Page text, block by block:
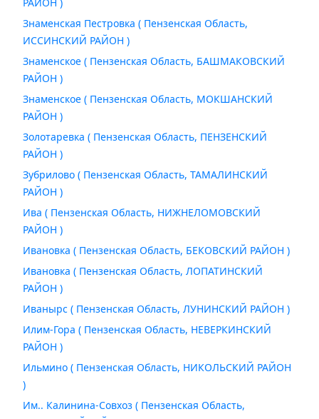
Знаменская Пестровка ( Пензенская Область,
ИССИНСКИЙ РАЙОН )
Знаменское ( Пензенская Область, БАШМАКОВСКИЙ
РАЙОН )
Знаменское ( Пензенская Область, МОКШАНСКИЙ
РАЙОН )
Золотаревка ( Пензенская Область, ПЕНЗЕНСКИЙ
РАЙОН )
Зубрилово ( Пензенская Область, ТАМАЛИНСКИЙ
РАЙОН )
Ива ( Пензенская Область, НИЖНЕЛОМОВСКИЙ
РАЙОН )
Ивановка ( Пензенская Область, БЕКОВСКИЙ РАЙОН )
Ивановка ( Пензенская Область, ЛОПАТИНСКИЙ
РАЙОН )
Иванырс ( Пензенская Область, ЛУНИНСКИЙ РАЙОН )
Илим-Гора ( Пензенская Область, НЕВЕРКИНСКИЙ
РАЙОН )
Ильмино ( Пензенская Область, НИКОЛЬСКИЙ РАЙОН
)
Им.. Калинина-Совхоз ( Пензенская Область,